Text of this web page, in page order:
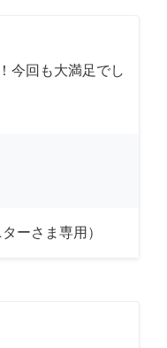
今回も大満足でし
ーさま専用）